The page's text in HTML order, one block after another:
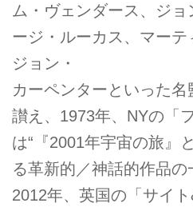
ム・ヴェンダース、ジ
ージ・ルーカス、マーテ
ジョン・
カーペンターといった
讃え、1973年、NYの「
は“『2001年宇宙の旅』
る革新的／神話的作品の
2012年、英国の「サイ